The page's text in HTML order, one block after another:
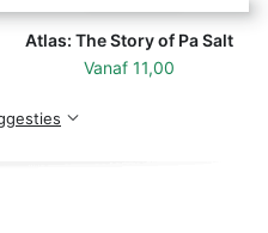
Atlas: The Story of Pa Salt
Vanaf 11,00